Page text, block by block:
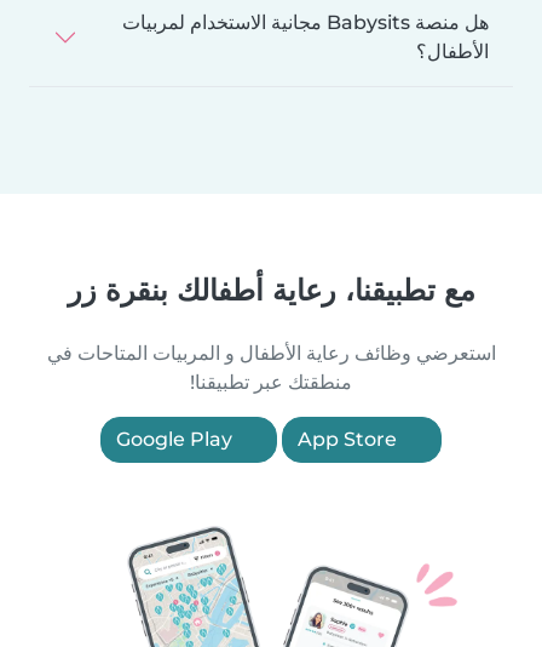
هل منصة Babysits مجانية الاستخدام لمربيات
الأطفال؟
مع تطبيقنا، رعاية أطفالك بنقرة زر
استعرضي وظائف رعاية الأطفال و المربيات المتاحات في
منطقتك عبر تطبيقنا!